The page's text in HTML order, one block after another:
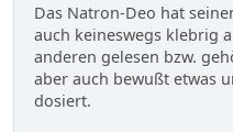
Das Natron-Deo hat
auch keineswegs klebrig
anderen gelesen bzw.
aber auch bewußt etwas
dosiert.